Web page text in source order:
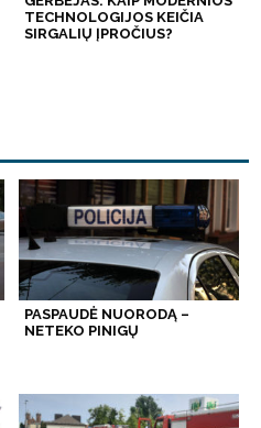
TECHNOLOGIJOS KEIČIA
SIRGALIŲ ĮPROČIUS?
PASPAUDĖ NUORODĄ –
NETEKO PINIGŲ